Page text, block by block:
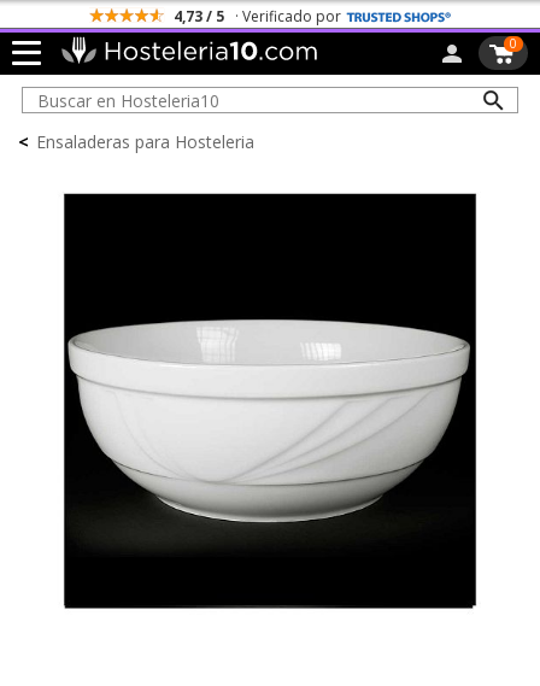
4,73 / 5 · Verificado por
0
< Ensaladeras para Hosteleria